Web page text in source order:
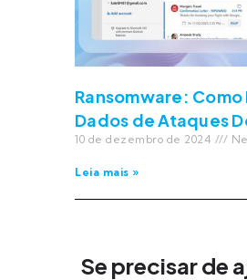
Ransomware:
Dados de Ataques
10 de dezembro de 2024
Leia mais »
Se precisar de